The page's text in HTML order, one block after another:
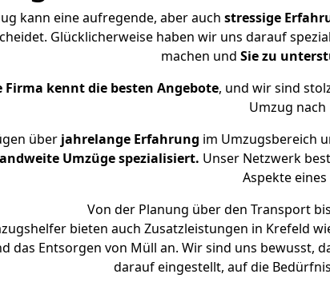
kann eine aufregende, aber auch stressige
Glücklicherweise haben wir uns darauf
machen und Sie zu
Firma kennt die besten Angebote, und wir sind
Umzug
überjahrelange Erfahrung im Umzugsbereich
Umzüge spezialisiert. Unser Netzwerk
Aspekte
Von der Planung über den Transport
bieten auch Zusatzleistungen in Krefeld
das Entsorgen von Müll an. Wir sind uns bewusst,
darauf eingestellt, auf die